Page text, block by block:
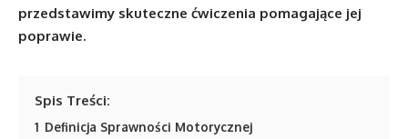
przedstawimy skuteczne ćwiczenia pomagające jej
poprawie.
Spis Treści:
1 Definicja Sprawności Motorycznej